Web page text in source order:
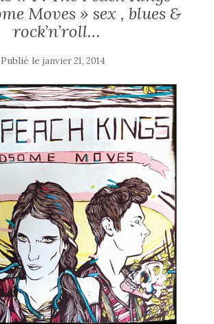
Moves » sex , blues &
rock’n’roll…
Publié le janvier 21, 2014